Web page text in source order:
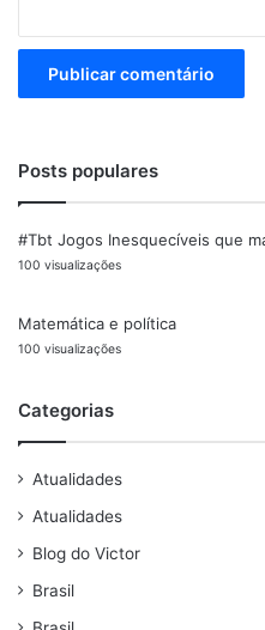
Posts populares
#Tbt Jogos Inesquecíveis que
100 visualizações
Matemática e política
100 visualizações
Categorias
Atualidades
Atualidades
Blog do Victor
Brasil